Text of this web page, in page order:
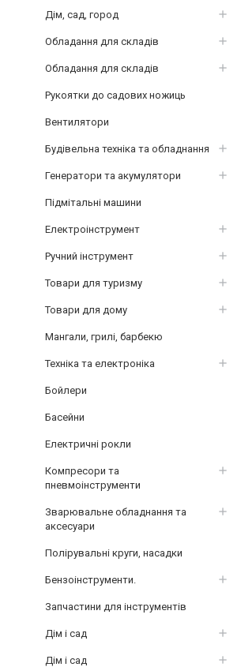
Дім, сад, город
Обладання для складів
Обладання для складів
Рукоятки до садових ножиць
Вентилятори
Будівельна техніка та обладнання
Генератори та акумулятори
Підмітальні машини
Електроінструмент
Ручний інструмент
Товари для туризму
Товари для дому
Мангали, грилі, барбекю
Техніка та електроніка
Бойлери
Басейни
Електричні рокли
Компресори та
пневмоінструменти
Зварювальне обладнання та
аксесуари
Полірувальні круги, насадки
Бензоінструменти.
Запчастини для інструментів
Дім і сад
Дім і сад